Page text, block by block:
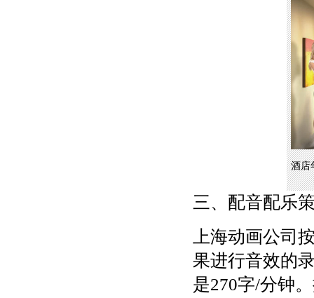
酒店
三、配音配乐
上海动画公司
果进行音效的
是270字/分钟